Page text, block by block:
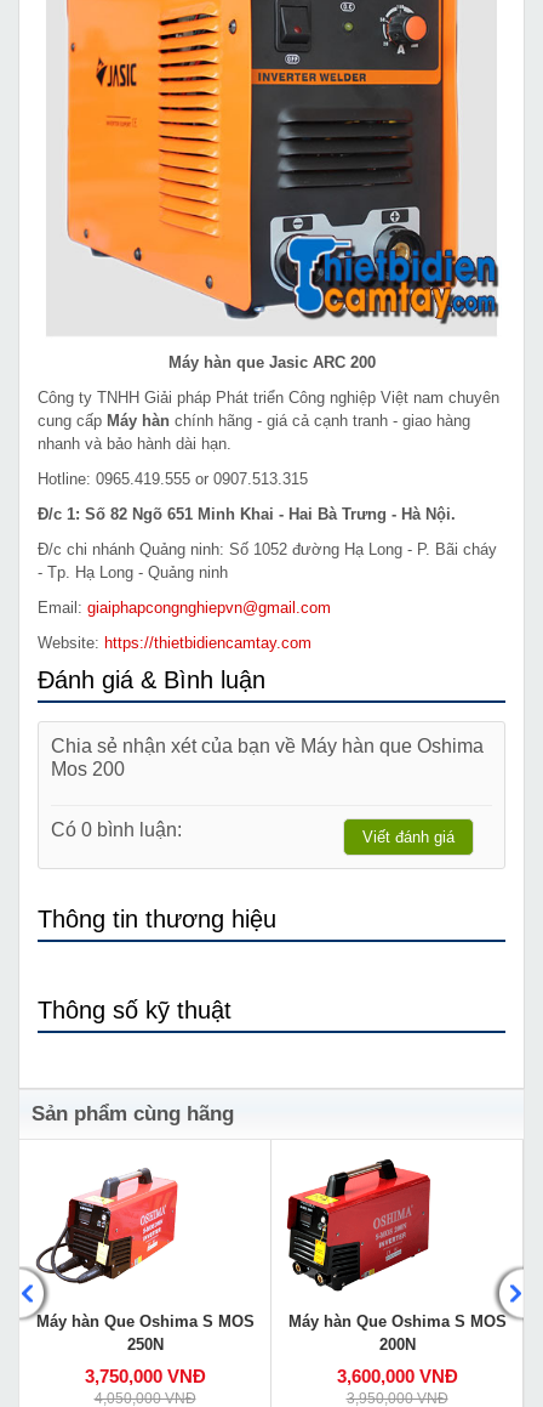
Máy hàn que Jasic ARC 200
Công ty TNHH Giải pháp Phát triển Công nghiệp Việt nam chuyên
cung cấp Máy hàn chính hãng - giá cả cạnh tranh - giao hàng
nhanh và bảo hành dài hạn.
Hotline: 0965.419.555 or 0907.513.315
Đ/c 1: Số 82 Ngõ 651 Minh Khai - Hai Bà Trưng - Hà Nội.
Đ/c chi nhánh Quảng ninh: Số 1052 đường Hạ Long - P. Bãi cháy
- Tp. Hạ Long - Quảng ninh
Email: giaiphapcongnghiepvn@gmail.com
Website: https://thietbidiencamtay.com
Đánh giá & Bình luận
Chia sẻ nhận xét của bạn về Máy hàn que Oshima
Mos 200
Có 0 bình luận: Viết đánh giá
Thông tin thương hiệu
Thông số kỹ thuật
Sản phẩm cùng hãng
Máy hàn Que Oshima S MOS
250N
3,750,000 VNĐ
4,050,000 VNĐ
Máy hàn Que Oshima S MOS
200N
3,600,000 VNĐ
3,950,000 VNĐ